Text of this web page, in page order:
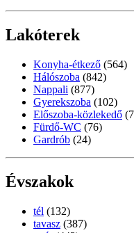
Lakóterek
Konyha-étkező (564)
Hálószoba (842)
Nappali (877)
Gyerekszoba (102)
Előszoba-közlekedő
Fürdő-WC (76)
Gardrób (24)
Évszakok
tél (132)
tavasz (387)